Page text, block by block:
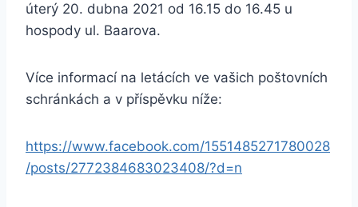
úterý 20. dubna 2021 od 16.15 do 16.45 u
hospody ul. Baarova.
Více informací na letácích ve vašich poštovních
schránkách a v příspěvku níže:
https://www.facebook.com/1551485271780028
/posts/2772384683023408/?d=n